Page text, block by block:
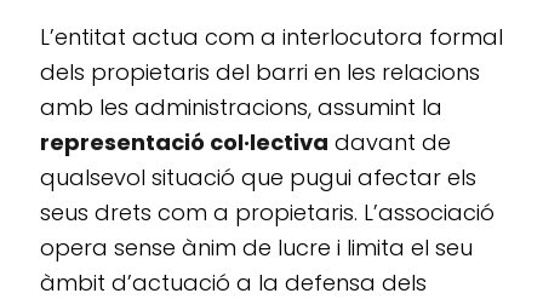
L’entitat actua com a interlocutora formal
dels propietaris del barri en les relacions
amb les administracions, assumint la
representació col·lectiva davant de
qualsevol situació que pugui afectar els
seus drets com a propietaris. L’associació
opera sense ànim de lucre i limita el seu
àmbit d’actuació a la defensa dels